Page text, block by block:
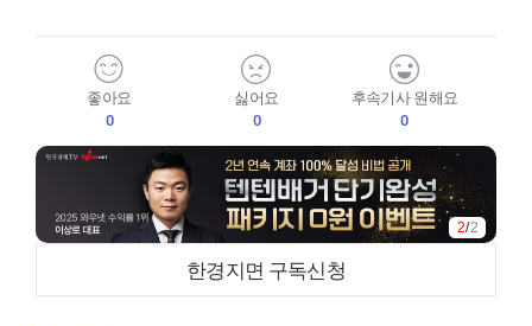
좋아요
0
싫어요
0
후속기사 원해요
0
2/2
한경지면 구독신청